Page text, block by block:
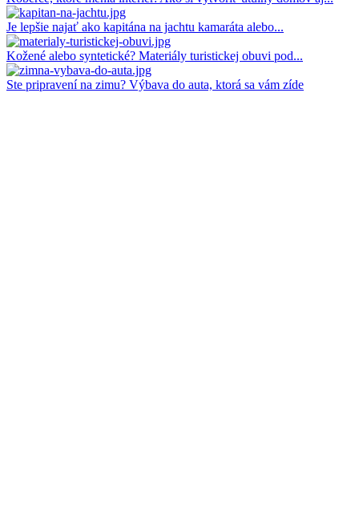
Je lepšie najať ako kapitána na jachtu kamaráta alebo...
Kožené alebo syntetické? Materiály turistickej obuvi pod...
Ste pripravení na zimu? Výbava do auta, ktorá sa vám zíde